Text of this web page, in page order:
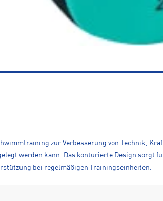
zur Verbesserung von Technik,
werden kann. Das konturierte Design sorgt
bei regelmäßigen Trainingseinheiten.